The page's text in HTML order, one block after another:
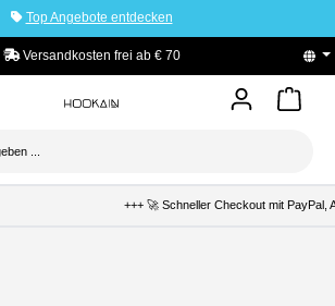
Top Angebote entdecken
Versandkosten frei ab € 70
+++ 🚀 Schneller Checkout mit PayPal,